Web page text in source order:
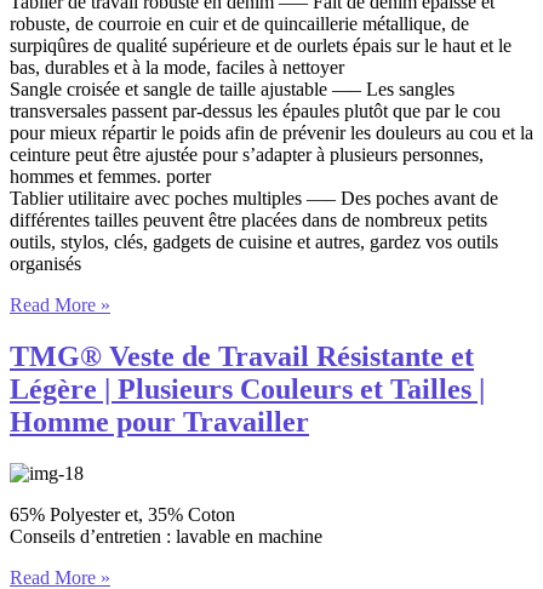
robuste, de courroie en cuir et de quincaillerie métallique, de
surpiqûres de qualité supérieure et de ourlets épais sur le haut et le
bas, durables et à la mode, faciles à nettoyer
Sangle croisée et sangle de taille ajustable —– Les sangles
transversales passent par-dessus les épaules plutôt que par le cou
pour mieux répartir le poids afin de prévenir les douleurs au cou et la
ceinture peut être ajustée pour s’adapter à plusieurs personnes,
hommes et femmes. porter
Tablier utilitaire avec poches multiples —– Des poches avant de
différentes tailles peuvent être placées dans de nombreux petits
outils, stylos, clés, gadgets de cuisine et autres, gardez vos outils
organisés
Read More »
TMG® Veste de Travail Résistante et
Légère | Plusieurs Couleurs et Tailles |
Homme pour Travailler
65% Polyester et, 35% Coton
Conseils d’entretien : lavable en machine
Read More »